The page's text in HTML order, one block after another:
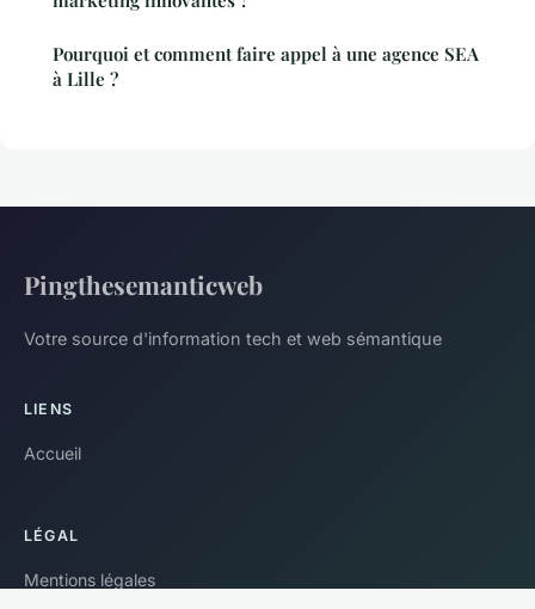
Pourquoi et comment faire appel à une agence SEA
à Lille ?
Pingthesemanticweb
Votre source d'information tech et web sémantique
LIENS
Accueil
LÉGAL
Mentions légales